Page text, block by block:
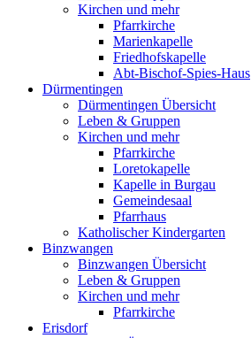
Kirchen und mehr
Pfarrkirche
Marienkapelle
Friedhofskapelle
Abt-Bischof-Spies-Haus
Dürmentingen
Dürmentingen Übersicht
Leben & Gruppen
Kirchen und mehr
Pfarrkirche
Loretokapelle
Kapelle in Burgau
Gemeindesaal
Pfarrhaus
Katholischer Kindergarten
Binzwangen
Binzwangen Übersicht
Leben & Gruppen
Kirchen und mehr
Pfarrkirche
Erisdorf